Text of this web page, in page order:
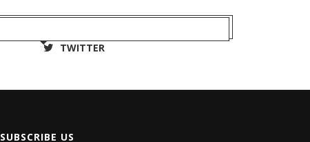
TWITTER
SUBSCRIBE US